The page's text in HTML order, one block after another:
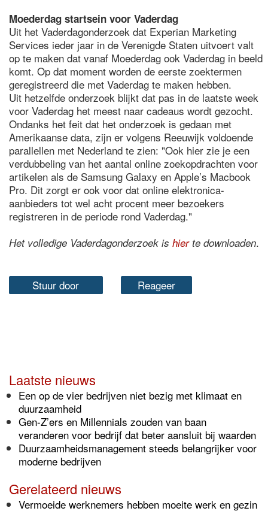
Moederdag startsein voor Vaderdag
Uit het Vaderdagonderzoek dat Experian Marketing
Services ieder jaar in de Verenigde Staten uitvoert valt
op te maken dat vanaf Moederdag ook Vaderdag in beeld
komt. Op dat moment worden de eerste zoektermen
geregistreerd die met Vaderdag te maken hebben.
Uit hetzelfde onderzoek blijkt dat pas in de laatste week
voor Vaderdag het meest naar cadeaus wordt gezocht.
Ondanks het feit dat het onderzoek is gedaan met
Amerikaanse data, zijn er volgens Reeuwijk voldoende
parallellen met Nederland te zien: "Ook hier zie je een
verdubbeling van het aantal online zoekopdrachten voor
artikelen als de Samsung Galaxy en Apple’s Macbook
Pro. Dit zorgt er ook voor dat online elektronica-
aanbieders tot wel acht procent meer bezoekers
registreren in de periode rond Vaderdag."
Het volledige Vaderdagonderzoek is hierte downloaden.
Stuur door Reageer
Laatste nieuws
Een op de vier bedrijven niet bezig met klimaat en
duurzaamheid
Gen-Z’ers en Millennials zouden van baan
veranderen voor bedrijf dat beter aansluit bij waarden
Duurzaamheidsmanagement steeds belangrijker voor
moderne bedrijven
Gerelateerd nieuws
Vermoeide werknemers hebben moeite werk en gezin